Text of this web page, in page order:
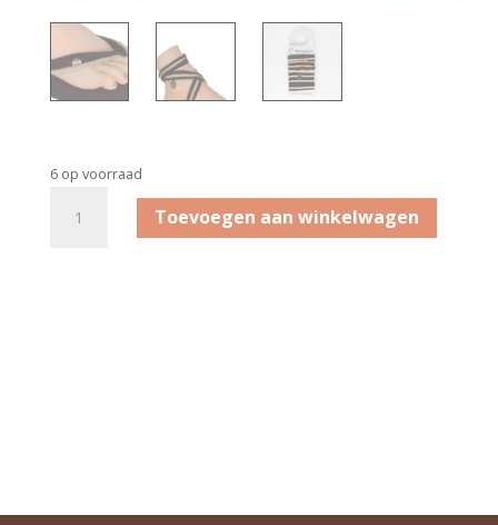
6 op voorraad
Vlecht
Toevoegen aan winkelwagen